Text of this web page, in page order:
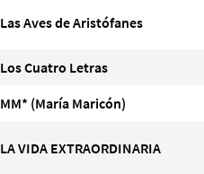
Las Aves de Aristófanes
Los Cuatro Letras
MM* (María Maricón)
LA VIDA EXTRAORDINARIA